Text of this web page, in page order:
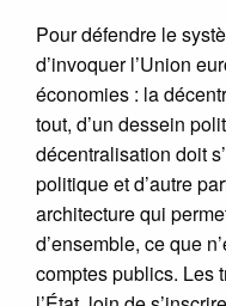
Pour défendre le
d’invoquer l’Union
économies : la
tout, d’un dessein
décentralisation doit
politique et d’autre
architecture qui
d’ensemble, ce que
comptes publics. Les